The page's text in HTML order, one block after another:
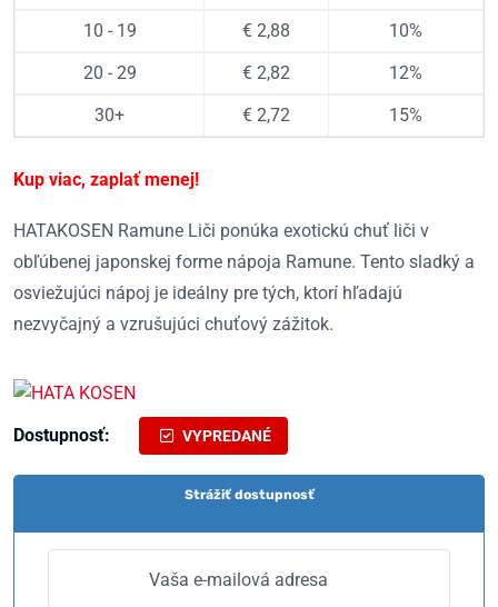
10 - 19
€ 2,88
10%
20 - 29
€ 2,82
12%
30+
€ 2,72 15%
Kup viac, zaplať menej!
HATAKOSEN Ramune Liči ponúka exotickú chuť liči v
obľúbenej japonskej forme nápoja Ramune. Tento sladký a
osviežujúci nápoj je ideálny pre tých, ktorí hľadajú
nezvyčajný a vzrušujúci chuťový zážitok.
Dostupnosť: VYPREDANÉ
Strážiť dostupnosť